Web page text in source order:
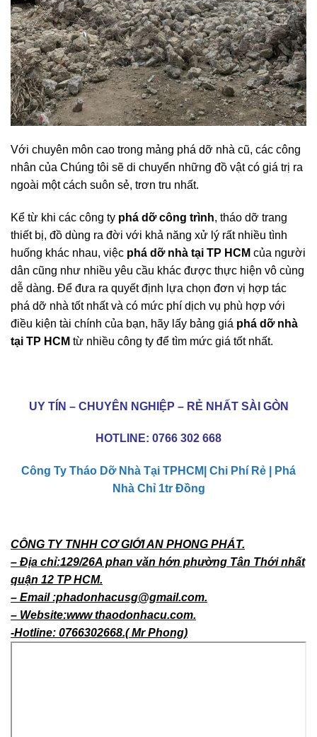
Với chuyên môn cao trong mảng phá dỡ nhà cũ, các công
nhân của Chúng tôi sẽ di chuyển những đồ vật có giá trị ra
ngoài một cách suôn sẻ, trơn tru nhất.
Kể từ khi các công ty phá dỡ công trình, tháo dỡ trang
thiết bị, đồ dùng ra đời với khả năng xử lý rất nhiều tình
huống khác nhau, việc phá dỡ nhà tại TP HCM của người
dân cũng như nhiều yêu cầu khác được thực hiện vô cùng
dễ dàng. Để đưa ra quyết định lựa chọn đơn vị hợp tác
phá dỡ nhà tốt nhất và có mức phí dịch vụ phù hợp với
điều kiện tài chính của bạn, hãy lấy bảng giá phá dỡ nhà
tại TP HCM từ nhiều công ty để tìm mức giá tốt nhất.
UY TÍN – CHUYÊN NGHIỆP – RẺ NHẤT SÀI GÒN
HOTLINE: 0766 302 668
Công Ty Tháo Dỡ Nhà Tại TPHCM| Chi Phí Rẻ | Phá
Nhà Chỉ 1tr Đồng
CÔNG TY TNHH CƠ GIỚI AN PHONG PHÁT.
– Địa chỉ:129/26A phan văn hớn phường Tân Thới nhất
quận 12 TP HCM.
– Email :phadonhacusg@gmail.com.
– Website:www thaodonhacu.com.
-Hotline: 0766302668.( Mr Phong)